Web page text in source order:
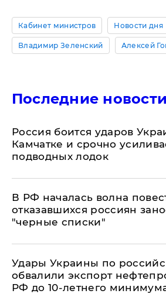
Кабинет министров Новости дня
Владимир Зеленский Алексей
Последние новости
Россия боится ударов
Камчатке и срочно
подводных лодок
​В РФ началась волна
отказавшихся россиян
"черные списки"
Удары Украины по
обвалили экспорт
РФ до 10-летнего